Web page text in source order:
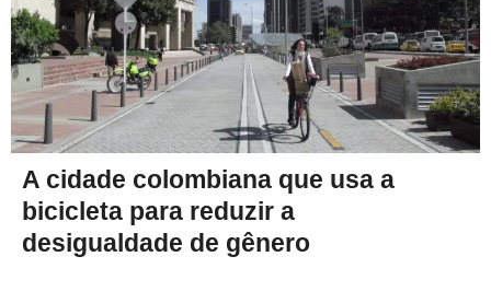
A cidade colombiana que usa a
bicicleta para reduzir a
desigualdade de gênero